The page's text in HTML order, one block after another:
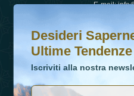
E-mail:
WhatsApp No
Desideri saperne di più
Iscriviti alla nostra
Desideri
Ultime
Iscriviti alla nostra